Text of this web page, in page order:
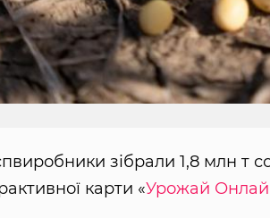
зібрали 1,8 млн т
карти «Урожай